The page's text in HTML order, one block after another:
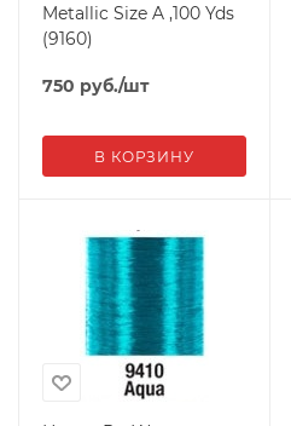
Metallic Size A ,100 Yds
(9160)
750 руб./шт
В КОРЗИНУ